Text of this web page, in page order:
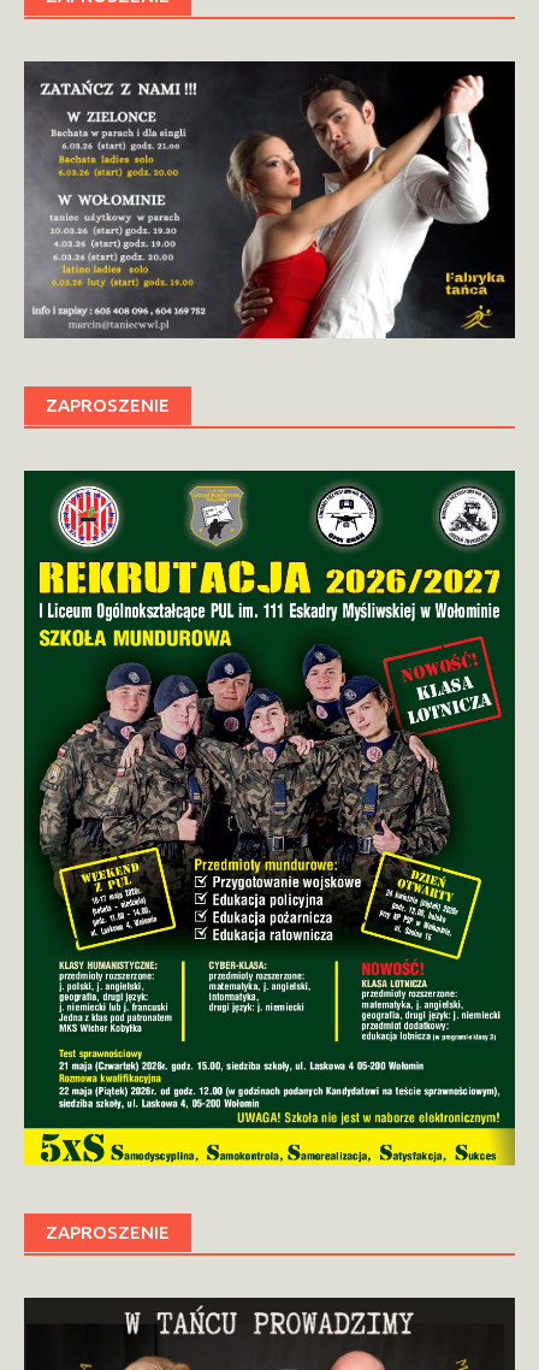
ZAPROSZENIE
ZAPROSZENIE